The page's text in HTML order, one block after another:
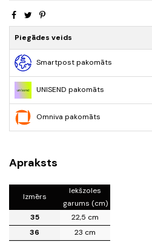
Piegādes veids
Smartpost pakomāts
UNISEND pakomāts
Omniva pakomāts
Apraksts
Izmērs
Iekšzoles
garums (cm)
35
22,5 cm
36
23 cm